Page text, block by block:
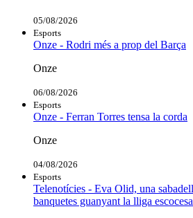
05/08/2026
Esports
Onze - Rodri més a prop del Barça
Onze
06/08/2026
Esports
Onze - Ferran Torres tensa la corda
Onze
04/08/2026
Esports
Telenotícies - Eva Olid, una
banquetes guanyant la lliga